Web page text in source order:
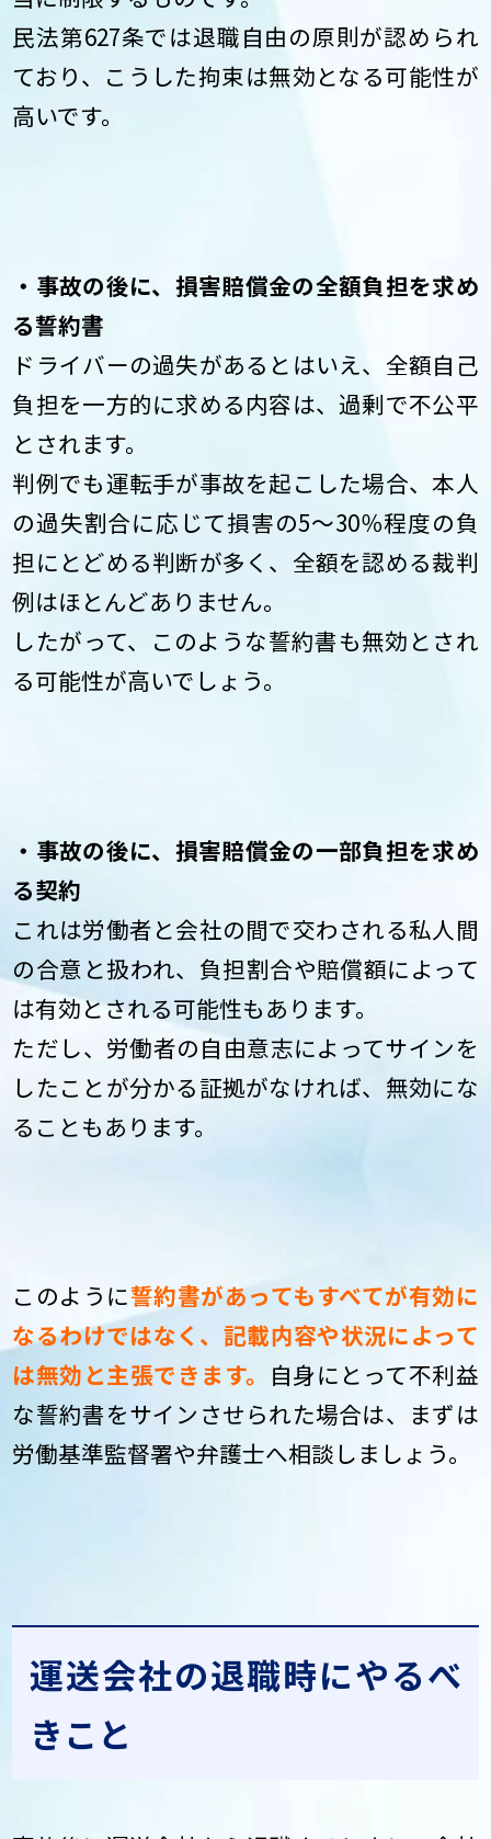
民法第627条では退職自由の原則が認められ
ており、こうした拘束は無効となる可能性が
高いです。
・事故の後に、損害賠償金の全額負担を求め
る誓約書
ドライバーの過失があるとはいえ、全額自己
負担を一方的に求める内容は、過剰で不公平
とされます。
判例でも運転手が事故を起こした場合、本人
の過失割合に応じて損害の5～30％程度の負
担にとどめる判断が多く、全額を認める裁判
例はほとんどありません。
したがって、このような誓約書も無効とされ
る可能性が高いでしょう。
・事故の後に、損害賠償金の一部負担を求め
る契約
これは労働者と会社の間で交わされる私人間
の合意と扱われ、負担割合や賠償額によって
は有効とされる可能性もあります。
ただし、労働者の自由意志によってサインを
したことが分かる証拠がなければ、無効にな
ることもあります。
このように誓約書があってもすべてが有効に
なるわけではなく、記載内容や状況によって
は無効と主張できます。 自身にとって不利益
な誓約書をサインさせられた場合は、まずは
労働基準監督署や弁護士へ相談しましょう。
運送会社の退職時にやるべ
きこと